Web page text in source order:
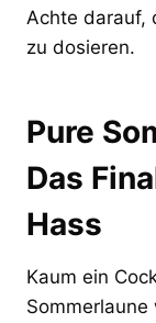
Achte darauf,
zu dosieren.
Pure
Das
Hass
Kaum ein
Sommerlaune